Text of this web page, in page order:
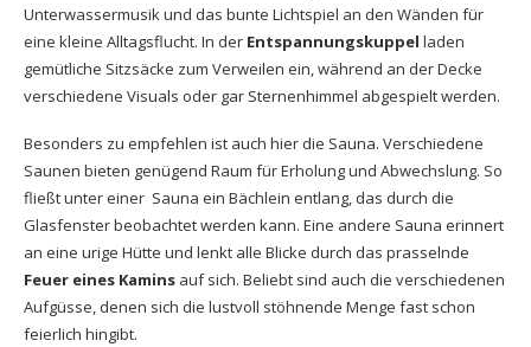
Unterwassermusik und das bunte Lichtspiel an den Wänden für
eine kleine Alltagsflucht. In der Entspannungskuppel laden
gemütliche Sitzsäcke zum Verweilen ein, während an der Decke
verschiedene Visuals oder gar Sternenhimmel abgespielt werden.
Besonders zu empfehlen ist auch hier die Sauna. Verschiedene
Saunen bieten genügend Raum für Erholung und Abwechslung. So
fließt unter einer Sauna ein Bächlein entlang, das durch die
Glasfenster beobachtet werden kann. Eine andere Sauna erinnert
an eine urige Hütte und lenkt alle Blicke durch das prasselnde
Feuer eines Kamins auf sich. Beliebt sind auch die verschiedenen
Aufgüsse, denen sich die lustvoll stöhnende Menge fast schon
feierlich hingibt.